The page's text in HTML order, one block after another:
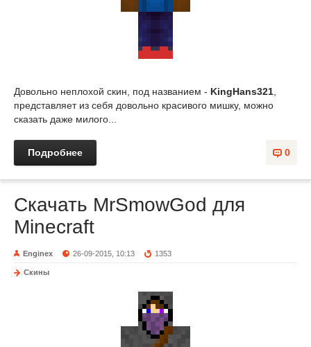
Довольно неплохой скин, под названием - KingHans321
представляет из себя довольно красивого мишку, можно
сказать даже милого...
0
Подробнее
Скачать MrSmowGod для
Minecraft
Enginex 26-09-2015, 10:13 1353
Скины